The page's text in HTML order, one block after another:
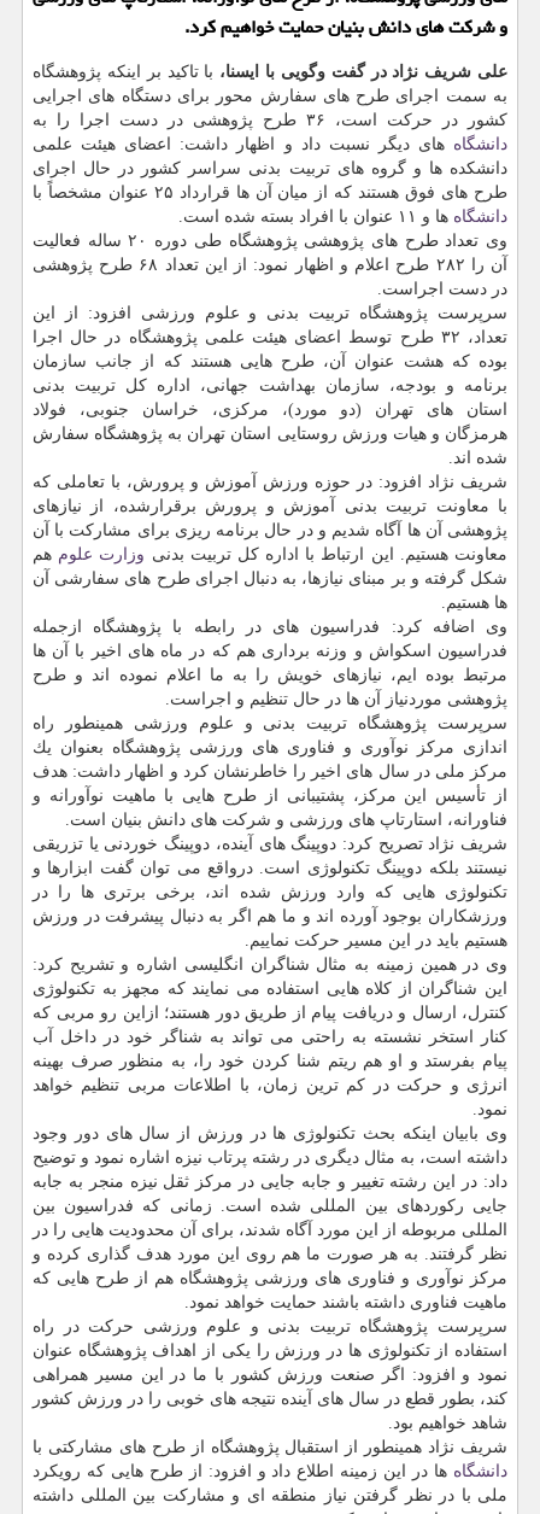
و شركت های دانش بنیان حمایت خواهیم كرد.
علی شریف نژاد در گفت وگویی با ایسنا، با تاكید بر اینكه پژوهشگاه
به سمت اجرای طرح های سفارش محور برای دستگاه های اجرایی
كشور در حركت است، ۳۶ طرح پژوهشی در دست اجرا را به
دانشگاه های دیگر نسبت داد و اظهار داشت: اعضای هیئت علمی
دانشكده ها و گروه های تربیت بدنی سراسر كشور در حال اجرای
طرح های فوق هستند كه از میان آن ها قرارداد ۲۵ عنوان مشخصاً با
دانشگاه ها و ۱۱ عنوان با افراد بسته شده است.
وی تعداد طرح های پژوهشی پژوهشگاه طی دوره ۲۰ ساله فعالیت
آن را ۲۸۲ طرح اعلام و اظهار نمود: از این تعداد ۶۸ طرح پژوهشی
در دست اجراست.
سرپرست پژوهشگاه تربیت بدنی و علوم ورزشی افزود: از این
تعداد، ۳۲ طرح توسط اعضای هیئت علمی پژوهشگاه در حال اجرا
بوده كه هشت عنوان آن، طرح هایی هستند كه از جانب سازمان
برنامه و بودجه، سازمان بهداشت جهانی، اداره كل تربیت بدنی
استان های تهران (دو مورد)، مركزی، خراسان جنوبی، فولاد
هرمزگان و هیات ورزش روستایی استان تهران به پژوهشگاه سفارش
شده اند.
شریف نژاد افزود: در حوزه ورزش آموزش و پرورش، با تعاملی كه
با معاونت تربیت بدنی آموزش و پرورش برقرارشده، از نیازهای
پژوهشی آن ها آگاه شدیم و در حال برنامه ریزی برای مشاركت با آن
معاونت هستیم. این ارتباط با اداره كل تربیت بدنی وزارت علوم هم
شكل گرفته و بر مبنای نیازها، به دنبال اجرای طرح های سفارشی آن
ها هستیم.
وی اضافه كرد: فدراسیون های در رابطه با پژوهشگاه ازجمله
فدراسیون اسكواش و وزنه برداری هم كه در ماه های اخیر با آن ها
مرتبط بوده ایم، نیازهای خویش را به ما اعلام نموده اند و طرح
پژوهشی موردنیاز آن ها در حال تنظیم و اجراست.
سرپرست پژوهشگاه تربیت بدنی و علوم ورزشی همینطور راه
اندازی مركز نوآوری و فناوری های ورزشی پژوهشگاه بعنوان یك
مركز ملی در سال های اخیر را خاطرنشان كرد و اظهار داشت: هدف
از تأسیس این مركز، پشتیبانی از طرح هایی با ماهیت نوآورانه و
فناورانه، استارتاپ های ورزشی و شركت های دانش بنیان است.
شریف نژاد تصریح كرد: دوپینگ های آینده، دوپینگ خوردنی یا تزریقی
نیستند بلكه دوپینگ تكنولوژی است. درواقع می توان گفت ابزارها و
تكنولوژی هایی كه وارد ورزش شده اند، برخی برتری ها را در
ورزشكاران بوجود آورده اند و ما هم اگر به دنبال پیشرفت در ورزش
هستیم باید در این مسیر حركت نماییم.
وی در همین زمینه به مثال شناگران انگلیسی اشاره و تشریح كرد:
این شناگران از كلاه هایی استفاده می نمایند كه مجهز به تكنولوژی
كنترل، ارسال و دریافت پیام از طریق دور هستند؛ ازاین رو مربی كه
كنار استخر نشسته به راحتی می تواند به شناگر خود در داخل آب
پیام بفرستد و او هم ریتم شنا كردن خود را، به منظور صرف بهینه
انرژی و حركت در كم ترین زمان، با اطلاعات مربی تنظیم خواهد
نمود.
وی بابیان اینكه بحث تكنولوژی ها در ورزش از سال های دور وجود
داشته است، به مثال دیگری در رشته پرتاب نیزه اشاره نمود و توضیح
داد: در این رشته تغییر و جابه جایی در مركز ثقل نیزه منجر به جابه
جایی ركوردهای بین المللی شده است. زمانی كه فدراسیون بین
المللی مربوطه از این مورد آگاه شدند، برای آن محدودیت هایی را در
نظر گرفتند. به هر صورت ما هم روی این مورد هدف گذاری كرده و
مركز نوآوری و فناوری های ورزشی پژوهشگاه هم از طرح هایی كه
ماهیت فناوری داشته باشند حمایت خواهد نمود.
سرپرست پژوهشگاه تربیت بدنی و علوم ورزشی حركت در راه
استفاده از تكنولوژی ها در ورزش را یكی از اهداف پژوهشگاه عنوان
نمود و افزود: اگر صنعت ورزش كشور با ما در این مسیر همراهی
كند، بطور قطع در سال های آینده نتیجه های خوبی را در ورزش كشور
شاهد خواهیم بود.
شریف نژاد همینطور از استقبال پژوهشگاه از طرح های مشاركتی با
دانشگاه ها در این زمینه اطلاع داد و افزود: از طرح هایی كه رویكرد
ملی با در نظر گرفتن نیاز منطقه ای و مشاركت بین المللی داشته